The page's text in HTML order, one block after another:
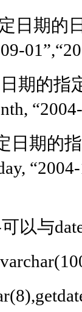
日期的
期的指
日期的
以与